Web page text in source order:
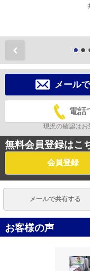
メール
電話
現況の確認はお
無料会員登録はこ
会員登録
メールで共有する
お客様の声